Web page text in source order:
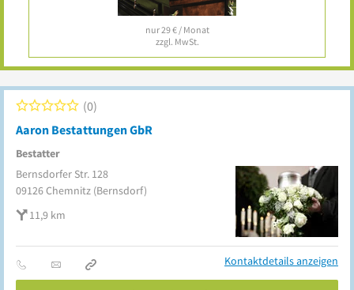
nur 29 € / Monat
zzgl. MwSt.
Aaron Bestattungen GbR
Bestatter
0
Bernsdorfer Str. 128
09126Chemnitz (Bernsdorf)
11,9 km
Kontaktdetails anzeigen